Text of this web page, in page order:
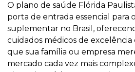
O plano de saúde Flórida
porta de entrada essencial para
suplementar no Brasil,
cuidados médicos de
que sua família ou empresa
mercado cada vez mais